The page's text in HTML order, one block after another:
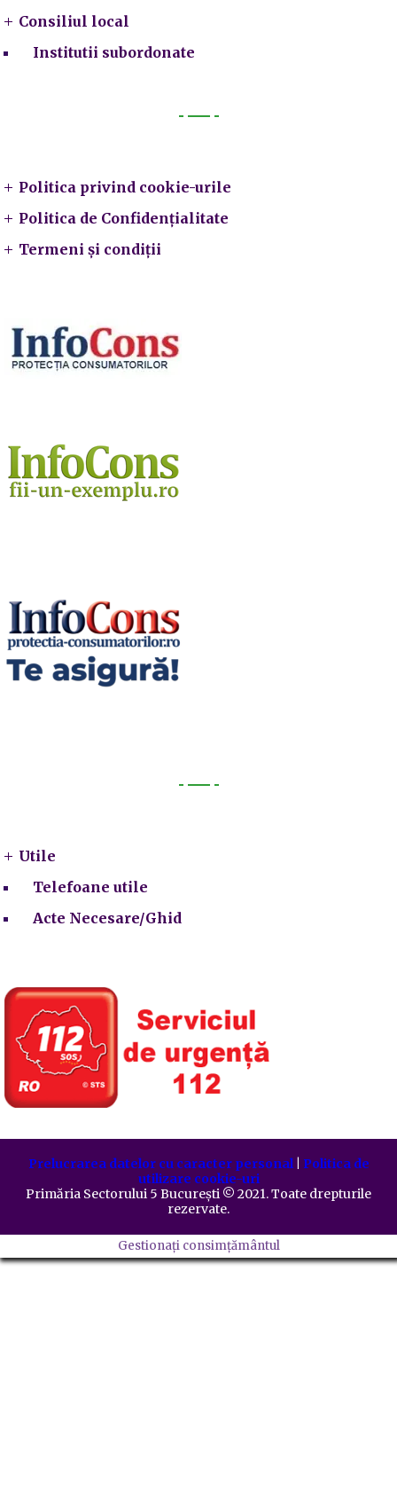
Consiliul local
Institutii subordonate
Politica privind cookie-urile
Politica de Confidențialitate
Termeni și condiții
Utile
Telefoane utile
Acte Necesare/Ghid
Prelucrarea datelor cu caracter personal| Politica de
utilizare cookie-uri
Primăria Sectorului 5 București ©️ 2021. Toate drepturile
rezervate.
Gestionați consimțământul